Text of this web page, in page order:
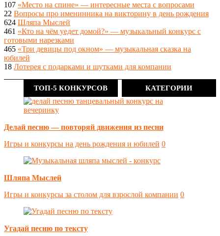
107 «Место на спине» — интересные места с вопросами
22 Вопросы про именинника на викторину в день рождения
624 Шляпа Мыслей
461 «Кто на чём уедет домой?» — музыкальный конкурс с
готовыми нарезками
465 «Три девицы под окном» — музыкальная сказка на
юбилей
18 Лотерея с подарками и шутками для компании
ТОП-5 КОНКУРСОВ КАТЕГОРИИ
Делай песню — повторяй движения из песни
Игры и конкурсы на день рождения и юбилей 0
Шляпа Мыслей
Игры и конкурсы за столом для взрослой компании 0
Угадай песню по тексту